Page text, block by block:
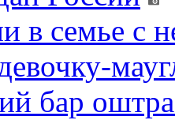
в семье с
бар